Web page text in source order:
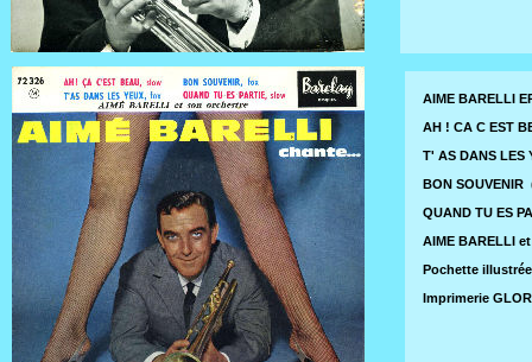
AIME BARELLI
AH ! CA C EST
T' AS DANS
BON
QUAND TU ES
AIME BARELLI
Pochette
Imprimerie